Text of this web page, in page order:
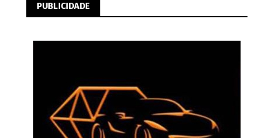
PUBLICIDADE